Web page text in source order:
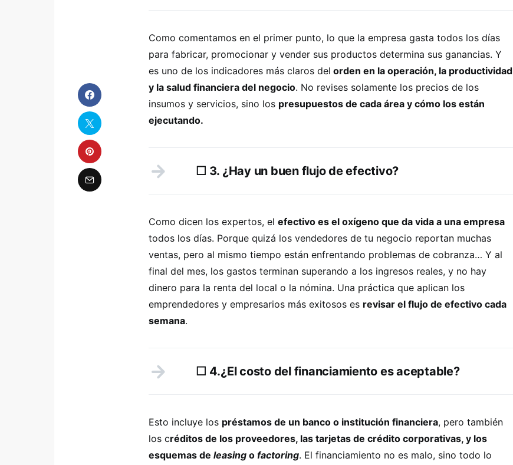
Como comentamos en el primer punto, lo que la empresa gasta todos los días
para fabricar, promocionar y vender sus productos determina sus ganancias. Y
es uno de los indicadores más claros del orden en la operación, la productividad
y la salud financiera del negocio. No revises solamente los precios de los
insumos y servicios, sino los presupuestos de cada área y cómo los están
ejecutando.
☐ 3. ¿Hay un buen flujo de efectivo?
Como dicen los expertos, el efectivo es el oxígeno que da vida a una empresa
todos los días. Porque quizá los vendedores de tu negocio reportan muchas
ventas, pero al mismo tiempo están enfrentando problemas de cobranza… Y al
final del mes, los gastos terminan superando a los ingresos reales, y no hay
dinero para la renta del local o la nómina. Una práctica que aplican los
emprendedores y empresarios más exitosos es revisar el flujo de efectivo cada
semana.
☐ 4.¿El costo del financiamiento es aceptable?
Esto incluye los préstamos de un banco o institución financiera, pero también
los créditos de los proveedores, las tarjetas de crédito corporativas, y los
esquemas de leasing o factoring. El financiamiento no es malo, sino todo lo